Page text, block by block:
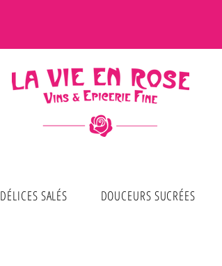
DÉLICES SALÉS DOUCEURS SUCRÉES